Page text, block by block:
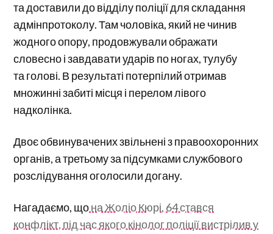
та доставили до відділу поліції для складання
адмінпротоколу. Там чоловіка, який не чинив
жодного опору, продовжували ображати
словесно і завдавати ударів по ногах, тулубу
та голові. В результаті потерпілий отримав
множинні забиті місця і перелом лівого
надколінка.
Двоє обвинувачених звільнені з правоохоронних
органів, а третьому за підсумками службового
розслідування оголосили догану.
Нагадаємо, щона Жоліо Кюрі, 64 стався
конфлікт, під час якого кінолог поліції вистрілив у